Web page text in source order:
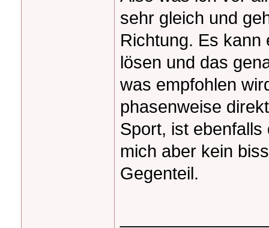
sehr gleich und
Richtung. Es kann
lösen und das
was empfohlen
phasenweise
Sport, ist
mich aber kein
Gegenteil.